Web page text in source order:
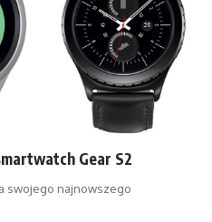
Gear S2
swojego najnowszego